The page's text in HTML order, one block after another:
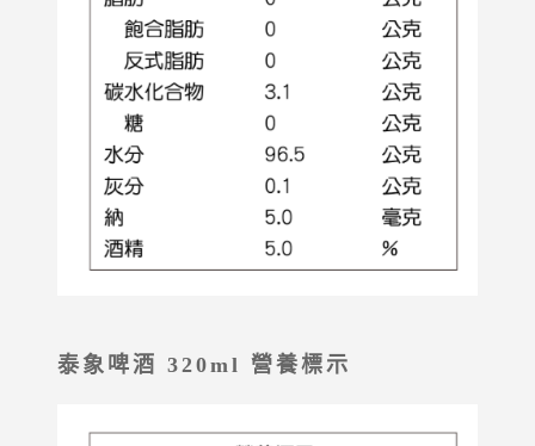
泰象啤酒 320ml 營養標示